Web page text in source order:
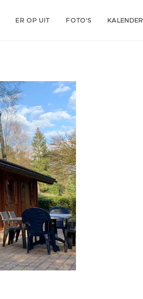
ER OP UIT FOTO'S KALENDER